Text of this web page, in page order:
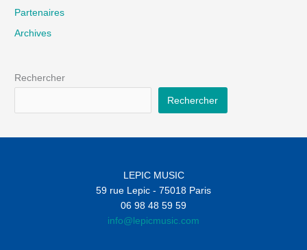
Partenaires
Archives
Rechercher
Rechercher
LEPIC MUSIC
59 rue Lepic - 75018 Paris
06 98 48 59 59
info@lepicmusic.com